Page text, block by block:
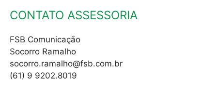
CONTATO ASSESSORIA
FSB Comunicação
Socorro Ramalho
socorro.ramalho@fsb.com.br
(61) 9 9202.8019